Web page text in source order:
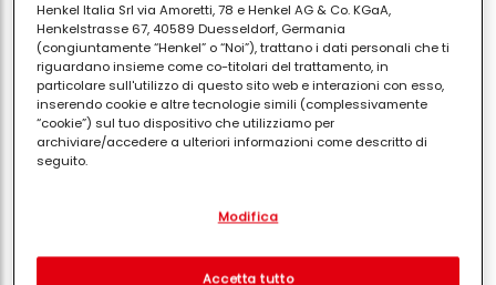
speciali lunghezze d'onda della luce per riscaldare
direttamente i tessuti del corpo. In altre parole,
invece di assorbire il calore dall'aria circostante, lo
assorbirai direttamente dalla luce. Sebbene ci siano
poche ricerche sul fatto che questo renda la luce
rossa "migliore" rispetto ad altre forme di calore ha
Benefici attribuiti
Henkel Italia Srl via Amoretti, 78 e Henkel AG & Co. KGaA,
Henkelstrasse 67, 40589 Duesseldorf, Germania
(congiuntamente “Henkel” o “Noi”), trattano i dati personali che ti
riguardano insieme come co-titolari del trattamento, in
particolare sull'utilizzo di questo sito web e interazioni con esso,
inserendo cookie e altre tecnologie simili (complessivamente
“cookie”) sul tuo dispositivo che utilizziamo per
archiviare/accedere a ulteriori informazioni come descritto di
seguito.
separati o co-titolari come indicato nella nostra Informativa sulla
pixel, impronte digitali e tecnologie simili" utilizzeremo anche
cookie ed elaboreremo i dati relativi a te per
Modifica
Accetta tutto